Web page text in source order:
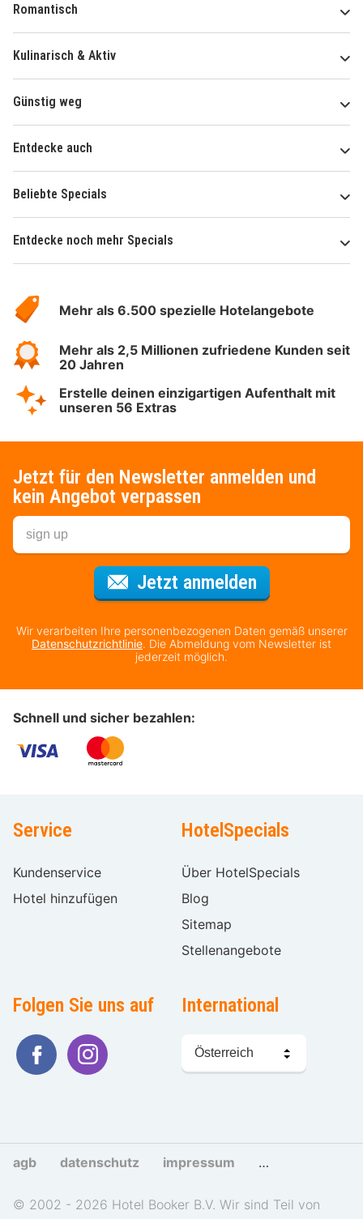
Romantisch
Kulinarisch & Aktiv
Günstig weg
Entdecke auch
Beliebte Specials
Entdecke noch mehr Specials
Hotelspecials
Mehr als 6.500 spezielle Hotelangebote
Mehr als 2,5 Millionen zufriedene Kunden seit
20 Jahren
Erstelle deinen einzigartigen Aufenthalt mit
unseren 56 Extras
Jetzt für den Newsletter anmelden und
kein Angebot verpassen
Jetzt anmeldenFür den
Wir verarbeiten Ihre personenbezogenen Daten gemäß unserer
Datenschutzrichtlinie. Die Abmeldung vom Newsletter ist
jederzeit möglich.
Schnell und sicher bezahlen:
Service
Kundenservice
Hotel hinzufügen
HotelSpecials
Über HotelSpecials
Blog
Sitemap
Stellenangebote
Folgen Sie uns auf International
Sprache
wählen
agb datenschutz impressum cookies und
© 2002 - 2026 Hotel Booker B.V. Wir sind Teil von